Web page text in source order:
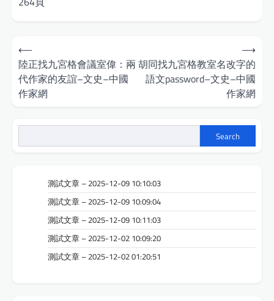
Post
navigation
⟵
陸正找九宮格會議室偉：兩
代作家的友誼–文史–中國
作家網
胡同找九宮格教室名改字的
語文password–文史–中國
作家網
⟶
Search
測試文章 – 2025-12-09 10:10:03
測試文章 – 2025-12-09 10:09:04
測試文章 – 2025-12-09 10:11:03
測試文章 – 2025-12-02 10:09:20
測試文章 – 2025-12-02 01:20:51